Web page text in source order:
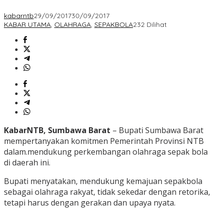
kabarntb29/09/201730/09/2017
KABAR UTAMA, OLAHRAGA, SEPAKBOLA232 Dilihat
KabarNTB, Sumbawa Barat – Bupati Sumbawa Barat
mempertanyakan komitmen Pemerintah Provinsi NTB
dalam.mendukung perkembangan olahraga sepak bola
di daerah ini.
Bupati menyatakan, mendukung kemajuan sepakbola
sebagai olahraga rakyat, tidak sekedar dengan retorika,
tetapi harus dengan gerakan dan upaya nyata.